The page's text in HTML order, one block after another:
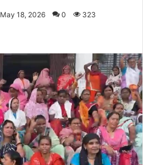
May 18, 2026 0 323